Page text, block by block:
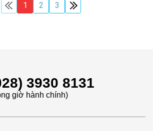
1 2 3
3930 8131
giờ hành chính)